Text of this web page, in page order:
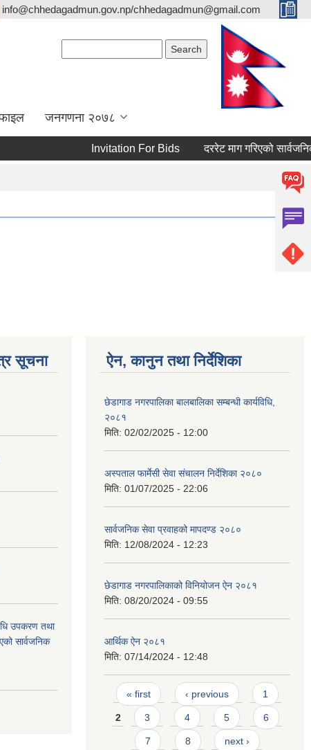
info@chhedagadmun.gov.np/chhedagadmun@gmail.com
जनगणना २०७८
Invitation For Bids दररेट माग गरिएको सार्वजनिक
सूचना
उपकरण तथा
सार्वजनिक
ऐन, कानुन तथा निर्देशिका
छेडागाड नगरपालिका बालबालिका सम्बन्धी कार्यविधि,
२०८१
मिति: 02/02/2025 - 12:00
अस्पताल फार्मेसी सेवा संचालन निर्देशिका २०८०
मिति: 01/07/2025 - 22:06
सार्वजनिक सेवा प्रवाहको मापदण्ड २०८०
मिति: 12/08/2024 - 12:23
छेडागाड नगरपालिकाको विनियोजन ऐन २०८१
मिति: 08/20/2024 - 09:55
आर्थिक ऐन २०८१
मिति: 07/14/2024 - 12:48
Pages
« first ‹ previous 1
2 3 4 5 6
7 8 next ›